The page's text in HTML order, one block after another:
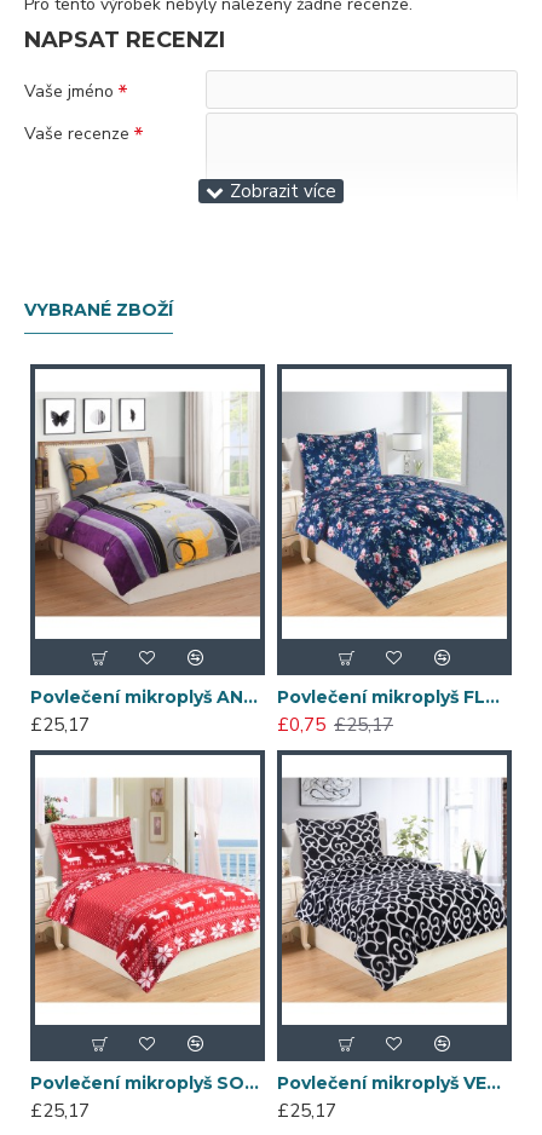
Pro tento výrobek nebyly nalezeny žádné recenze.
NAPSAT RECENZI
Vaše jméno
Vaše recenze
Antispam
Zadejte kód
POKRAČOVAT
VYBRANÉ ZBOŽÍ
Povlečení mikroplyš ANGELIKA 140x200
£25,17
Povlečení mikroplyš FLORENCE 140x200
£0,75 £25,17
Povlečení mikroplyš SOB ČERVENÁ 140x200
£25,17
Povlečení mikroplyš VENEZIA ČERNÁ 140x200
£25,17